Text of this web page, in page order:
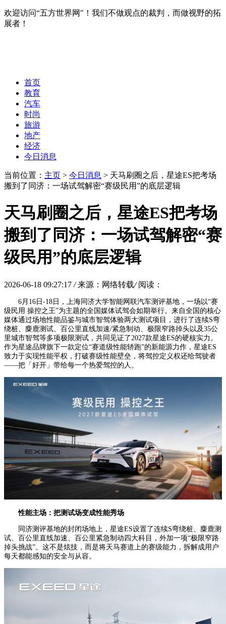
欢迎访问“五方世界网"！我们不做观点的裁判，而做视野的拓
展者！
首页
教育
汽车
时尚
旅游
地产
经济
今日消息
当前位置： 主页 > 今日消息 > 天马刷圈之后，星途ES把考场
搬到了同济：一场试驾解密“赛级民用”的底层逻辑
天马刷圈之后，星途ES把考场
搬到了同济：一场试驾解密“赛
级民用”的底层逻辑
2026-06-18 09:27:17 / 来源：网络转载/ 阅读：
6月16日-18日，上海同济大学智能网联汽车测评基地，一场以“赛
级民用 操控之王”为主题的全国媒体试驾会如期举行。来自全国的核心
媒体通过场地性能品鉴与城市智驾体验两大测试项目，进行了连续S弯
绕桩、麋鹿测试、百公里直线加速/紧急制动、极限窄路掉头以及35公
里城市智驾等多项极限测试，共同见证了2027款星途ES的硬核实力。
作为星途品牌旗下一款定位“赛道级性能轿跑”的新能源力作，星途ES
致力于实现性能平权，打破赛级性能壁垒，将驾控定义权还给驾驶者
——把「好开」带给每一个热爱驾控的人。
性能主场： 把测试场变成性能秀场
同济测评基地的封闭场地上，星途ES设置了连续S弯绕桩、麋鹿测
试、百公里直线加速、百公里紧急制动四大科目，外加一项“极限窄路
掉头挑战”。这不是炫技，而是将天马赛道上的赛级能力，拆解成用户
每天都能感知的安全与从容。